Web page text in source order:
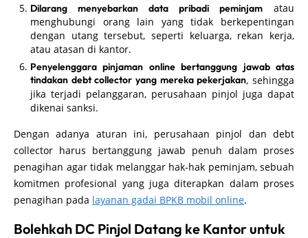
Dilarang menyebarkan data pribadi peminjam atau
menghubungi orang lain yang tidak berkepentingan
dengan utang tersebut, seperti keluarga, rekan kerja,
atau atasan di kantor.
Penyelenggara pinjaman online bertanggung jawab atas
tindakan debt collector yang mereka pekerjakan, sehingga
jika terjadi pelanggaran, perusahaan pinjol juga dapat
dikenai sanksi.
Dengan adanya aturan ini, perusahaan pinjol dan debt
collector harus bertanggung jawab penuh dalam proses
penagihan agar tidak melanggar hak-hak peminjam, sebuah
komitmen profesional yang juga diterapkan dalam proses
penagihan pada layanan gadai BPKB mobil online.
Bolehkah DC Pinjol Datang ke Kantor untuk